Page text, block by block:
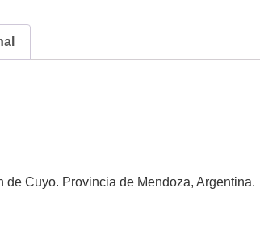
Cuyo. Provincia de Mendoza, Argentina.